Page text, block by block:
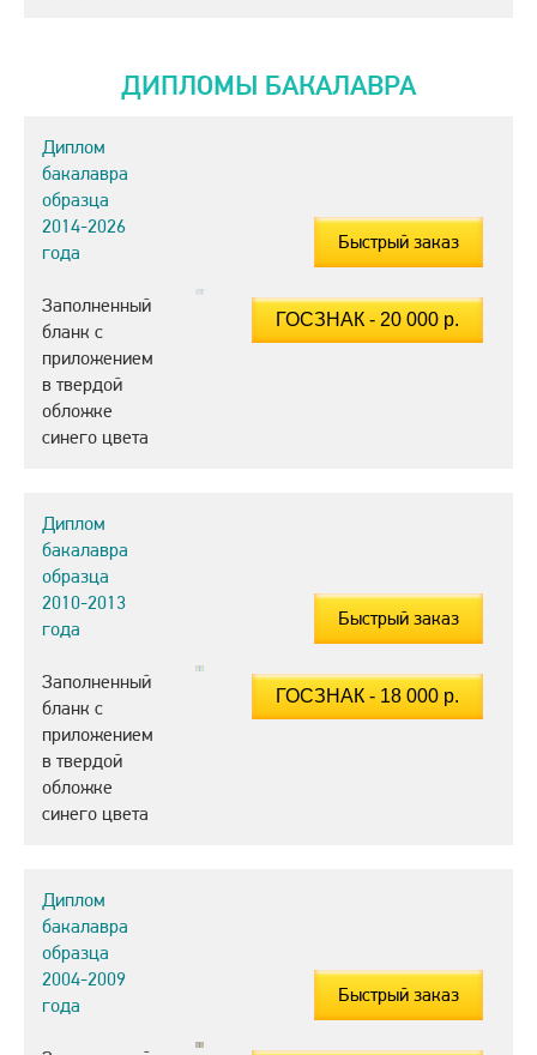
ДИПЛОМЫ БАКАЛАВРА
Диплом
бакалавра
образца
2014-2026
года
Заполненный
бланк с
приложением
в твердой
обложке
синего цвета
Быстрый заказ
Диплом
бакалавра
образца
2010-2013
года
Заполненный
бланк с
приложением
в твердой
обложке
синего цвета
Быстрый заказ
Диплом
бакалавра
образца
2004-2009
года
Быстрый заказ